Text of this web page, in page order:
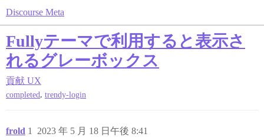
Discourse Meta
Fullyテーマで利用すると表示さ
れるグレーボックス
貢献 UX
completed, trendy-login
frold 2023 年 5 月 18 日午後 8:41
1